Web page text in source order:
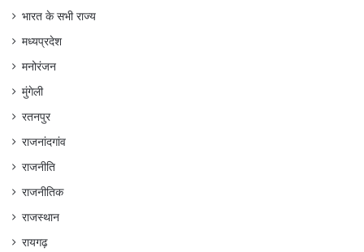
भारत के सभी राज्य
मध्यप्रदेश
मनोरंजन
मुंगेली
रतनपुर
राजनांदगांव
राजनीति
राजनीतिक
राजस्थान
रायगढ़